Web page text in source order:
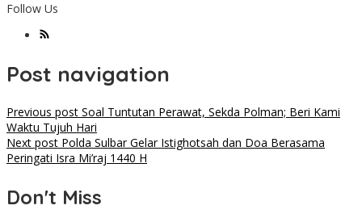
Follow Us
Post navigation
Previous post Soal Tuntutan Perawat, Sekda Polman; Beri Kami
Waktu Tujuh Hari
Next post Polda Sulbar Gelar Istighotsah dan Doa Berasama
Peringati Isra Mi’raj 1440 H
Don't Miss